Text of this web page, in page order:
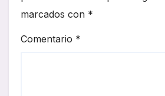
marcados con *
Comentario *